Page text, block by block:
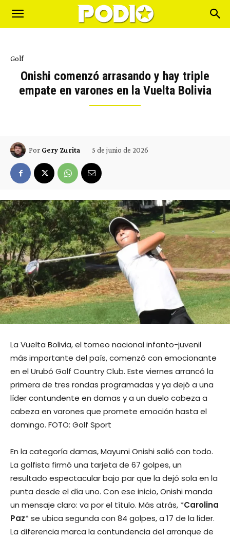
Golf
Onishi comenzó arrasando y hay triple
empate en varones en la Vuelta Bolivia
Por Gery Zurita 5 de junio de 2026
La Vuelta Bolivia, el torneo nacional infanto-juvenil
más importante del país, comenzó con emocionante
en el Urubó Golf Country Club. Este viernes arrancó la
primera de tres rondas programadas y ya dejó a una
líder contundente en damas y a un duelo cabeza a
cabeza en varones que promete emoción hasta el
domingo. FOTO: Golf Sport
En la categoría damas, Mayumi Onishi salió con todo.
La golfista firmó una tarjeta de 67 golpes, un
resultado espectacular bajo par que la dejó sola en la
punta desde el día uno. Con ese inicio, Onishi manda
un mensaje claro: va por el título. Más atrás, *Carolina
Paz* se ubica segunda con 84 golpes, a 17 de la líder.
La diferencia marca la contundencia del arranque de